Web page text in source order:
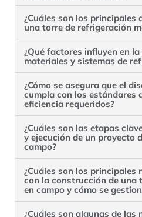
¿Cuáles son los principales
una torre de refrigeración
¿Qué factores influyen en
materiales y sistemas de
¿Cómo se asegura que el
cumpla con los estándares
eficiencia requeridos?
¿Cuáles son las etapas
y ejecución de un proyecto
campo?
¿Cuáles son los principales
con la construcción de una
en campo y cómo se
¿Cuáles son algunas de las